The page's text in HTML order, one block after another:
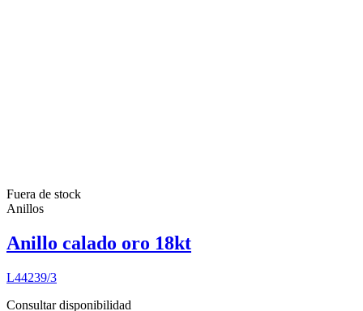
Fuera de stock
Anillos
Anillo calado oro 18kt
L44239/3
Consultar disponibilidad